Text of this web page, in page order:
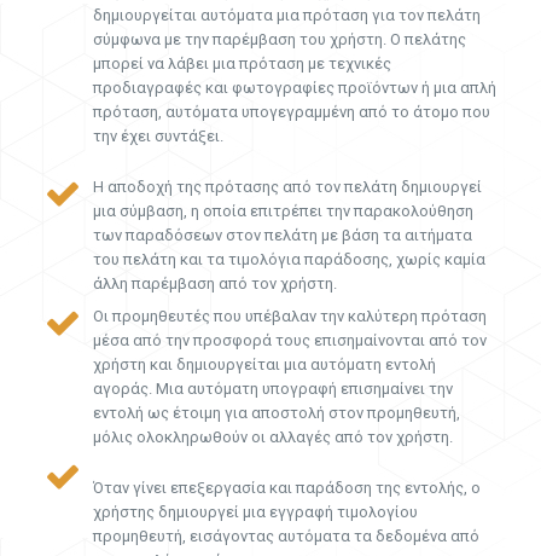
δημιουργείται αυτόματα μια πρόταση για τον πελάτη
σύμφωνα με την παρέμβαση του χρήστη. Ο πελάτης
μπορεί να λάβει μια πρόταση με τεχνικές
προδιαγραφές και φωτογραφίες προϊόντων ή μια απλή
πρόταση, αυτόματα υπογεγραμμένη από το άτομο που
την έχει συντάξει.
Η αποδοχή της πρότασης από τον πελάτη δημιουργεί
μια σύμβαση, η οποία επιτρέπει την παρακολούθηση
των παραδόσεων στον πελάτη με βάση τα αιτήματα
του πελάτη και τα τιμολόγια παράδοσης, χωρίς καμία
άλλη παρέμβαση από τον χρήστη.
Οι προμηθευτές που υπέβαλαν την καλύτερη πρόταση
μέσα από την προσφορά τους επισημαίνονται από τον
χρήστη και δημιουργείται μια αυτόματη εντολή
αγοράς. Μια αυτόματη υπογραφή επισημαίνει την
εντολή ως έτοιμη για αποστολή στον προμηθευτή,
μόλις ολοκληρωθούν οι αλλαγές από τον χρήστη.
Όταν γίνει επεξεργασία και παράδοση της εντολής, ο
χρήστης δημιουργεί μια εγγραφή τιμολογίου
προμηθευτή, εισάγοντας αυτόματα τα δεδομένα από